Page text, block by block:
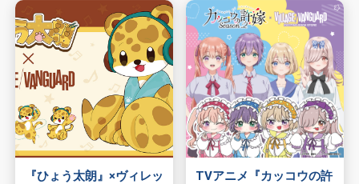
『ひょう太朗』×ヴィレッ
TVアニメ『カッコウの許